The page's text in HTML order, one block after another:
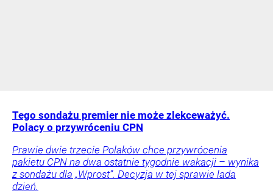
Tego sondażu premier nie może zlekceważyć.
Polacy o przywróceniu CPN
Prawie dwie trzecie Polaków chce przywrócenia
pakietu CPN na dwa ostatnie tygodnie wakacji – wynika
z sondażu dla „Wprost”. Decyzja w tej sprawie lada
dzień.